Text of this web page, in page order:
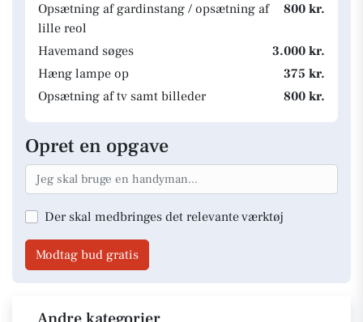
Opsætning af gardinstang / opsætning af
lille reol
800 kr.
Havemand søges
3.000 kr.
Hæng lampe op
375 kr.
Opsætning af tv samt billeder
800 kr.
Opret en opgave
Der skal medbringes det relevante værktøj
Modtag bud gratis